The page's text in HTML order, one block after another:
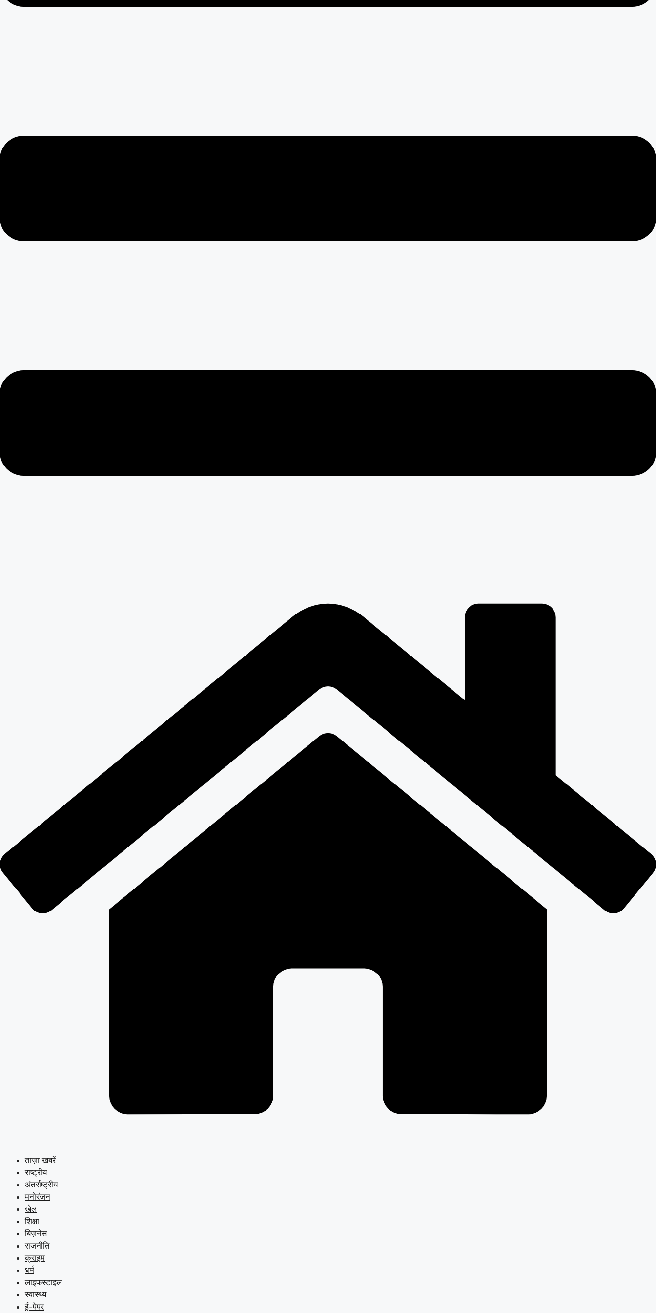
ताज़ा खबरें
राष्ट्रीय
अंतर्राष्ट्रीय
मनोरंजन
खेल
शिक्षा
बिज़नेस
राजनीति
क्राइम
धर्म
लाइफस्टाइल
स्वास्थ्य
ई-पेपर